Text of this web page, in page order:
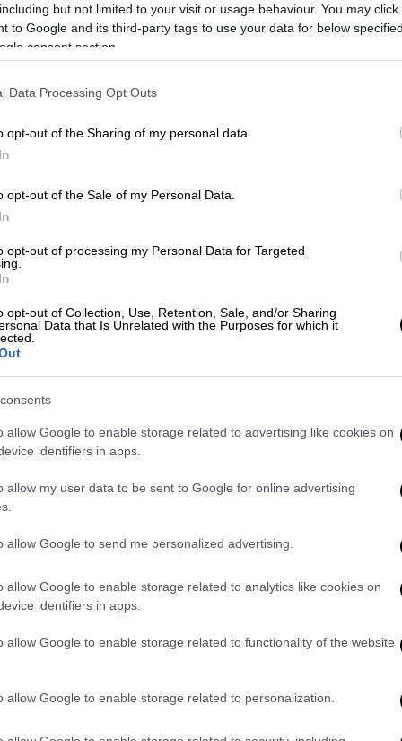
but not limited to your visit or usage behaviour. You may
to Google and its third-party tags to use your data for below
consent section.
Data Processing Opt Outs
opt-out of the Sharing of my personal data.
opt-out of the Sale of my Personal Data.
opt-out of processing my Personal Data for Targeted
opt-out of Collection, Use, Retention, Sale, and/or Sharing
Data that Is Unrelated with the Purposes for which it
allow Google to enable storage related to advertising like cookies on
identifiers in apps.
allow my user data to be sent to Google for online advertising
allow Google to send me personalized advertising.
allow Google to enable storage related to analytics like cookies on
identifiers in apps.
allow Google to enable storage related to functionality of the website
allow Google to enable storage related to personalization.
ως «απίθανα» και «παράλογα»,
«νόμιμα» εναντίον «βίαιων
με μακρά δράση
Γαλλία εναντίον των γερμανικών
στοιχεία υπάρχουν για τη χρήση του στη
τη δεκαετία του 1930 λόγω των
από το πολύ ηπιότερο CS
ανακοίνωσε το «πάγωμα» των
βρίσκεται στο ίδιο το σύνταγμα της
μπροστά στο κοινοβούλιο.
σπρέι πιπεριού και δακρυγόνα. Όμως
διαδηλωτές ξεπερνούσαν κατά πολύ
του χημικού
, ο οποίος επίσης δέχτηκε ψεκασμό,
μέρες και επιδεινωνόταν με το
στο οποίο απάντησαν
ανέφεραν συμπτώματα που κράτησαν
στο διεθνές περιοδικό
παρουσίασανσημαντικές
καρδιάς
οργανώσεις πολιτικών δικαιωμάτων
περιείχε χημικό παράγοντα.